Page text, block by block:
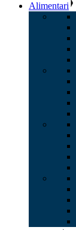
Alimentari